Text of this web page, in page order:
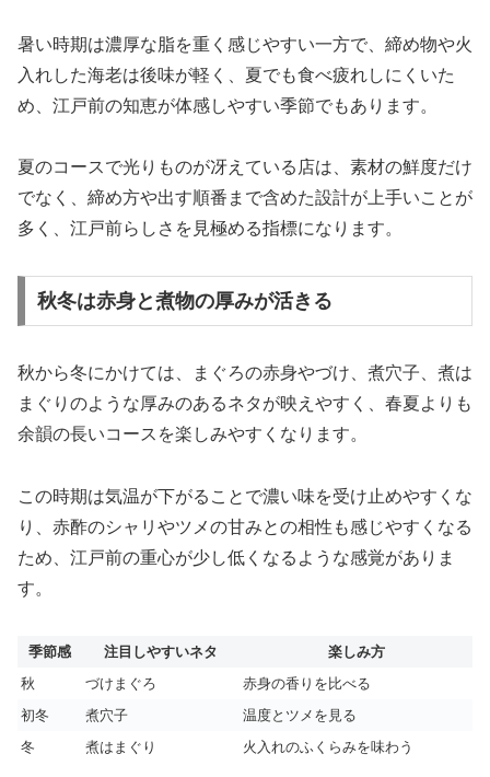
暑い時期は濃厚な脂を重く感じやすい一方で、締め物や火
入れした海老は後味が軽く、夏でも食べ疲れしにくいた
め、江戸前の知恵が体感しやすい季節でもあります。
夏のコースで光りものが冴えている店は、素材の鮮度だけ
でなく、締め方や出す順番まで含めた設計が上手いことが
多く、江戸前らしさを見極める指標になります。
秋冬は赤身と煮物の厚みが活きる
秋から冬にかけては、まぐろの赤身やづけ、煮穴子、煮は
まぐりのような厚みのあるネタが映えやすく、春夏よりも
余韻の長いコースを楽しみやすくなります。
この時期は気温が下がることで濃い味を受け止めやすくな
り、赤酢のシャリやツメの甘みとの相性も感じやすくなる
ため、江戸前の重心が少し低くなるような感覚がありま
す。
季節感 注目しやすいネタ
楽しみ方
秋
づけまぐろ
赤身の香りを比べる
初冬
煮穴子
温度とツメを見る
冬
煮はまぐり 火入れのふくらみを味わう